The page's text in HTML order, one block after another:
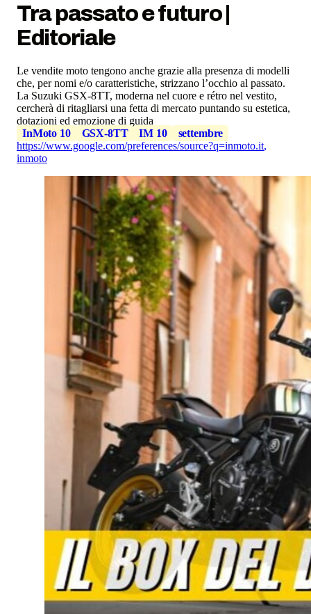
Tra passato e futuro |
Editoriale
Le vendite moto tengono anche grazie alla presenza di modelli
che, per nomi e/o caratteristiche, strizzano l’occhio al passato.
La Suzuki GSX-8TT, moderna nel cuore e rétro nel vestito,
cercherà di ritagliarsi una fetta di mercato puntando su estetica,
dotazioni ed emozione di guida
InMoto 10
GSX-8TT IM 10
settembre
https://www.google.com/preferences/source?q=inmoto.it,
inmoto